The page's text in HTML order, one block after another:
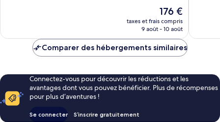
Le
nouveau
prix
de
176 €
taxes et frais compris
9 août - 10 août
Comparer des hébergements similaires
Connectez-vous pour découvrir les réductions et les
avantages dont vous pouvez bénéficier. Plus de récompenses
pour plus d’aventures !
Se connecter S’inscrire gratuitement